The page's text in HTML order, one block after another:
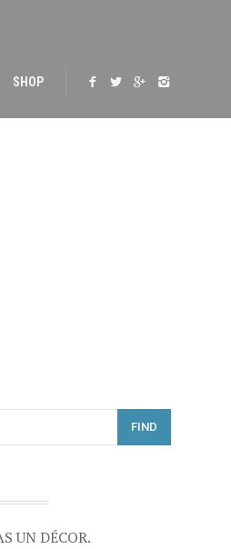
SHOP
FIND
UN DÉCOR.